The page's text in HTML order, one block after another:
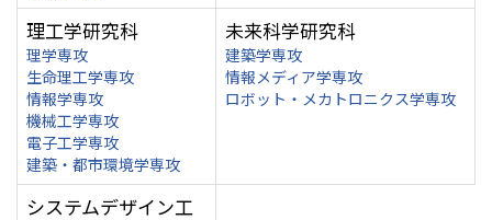
理工学研究科
理学専攻
生命理工学専攻
情報学専攻
機械工学専攻
電子工学専攻
建築・都市環境学専攻
未来科学研究科
建築学専攻
情報メディア学専攻
ロボット・メカトロニクス学専攻
システムデザイン工